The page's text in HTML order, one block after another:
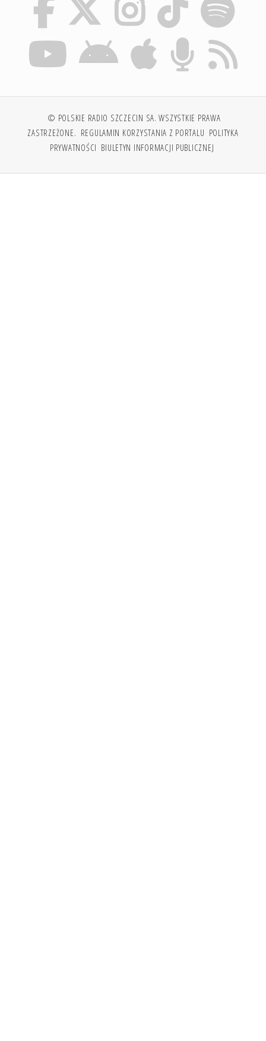
© POLSKIE RADIO SZCZECIN SA. WSZYSTKIE PRAWA
ZASTRZEŻONE. REGULAMIN KORZYSTANIA Z PORTALU POLITYKA
PRYWATNOŚCI BIULETYN INFORMACJI PUBLICZNEJ